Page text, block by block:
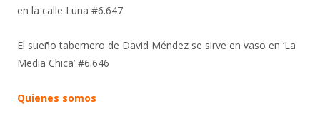
en la calle Luna #6.647
El sueño tabernero de David Méndez se sirve en vaso en ‘La
Media Chica’ #6.646
Quienes somos